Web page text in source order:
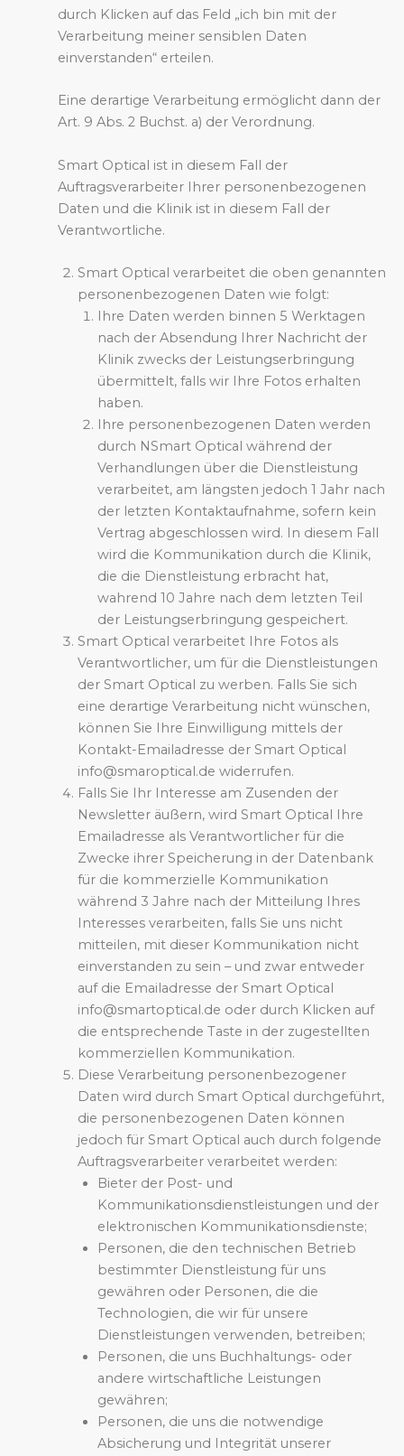
durch Klicken auf das Feld „ich bin mit der
Verarbeitung meiner sensiblen Daten
einverstanden“ erteilen.
Eine derartige Verarbeitung ermöglicht dann der
Art. 9 Abs. 2 Buchst. a) der Verordnung.
Smart Optical ist in diesem Fall der
Auftragsverarbeiter Ihrer personenbezogenen
Daten und die Klinik ist in diesem Fall der
Verantwortliche.
Smart Optical verarbeitet die oben genannten
personenbezogenen Daten wie folgt:
Ihre Daten werden binnen 5 Werktagen
nach der Absendung Ihrer Nachricht der
Klinik zwecks der Leistungserbringung
übermittelt, falls wir Ihre Fotos erhalten
haben.
Ihre personenbezogenen Daten werden
durch NSmart Optical während der
Verhandlungen über die Dienstleistung
verarbeitet, am längsten jedoch 1 Jahr nach
der letzten Kontaktaufnahme, sofern kein
Vertrag abgeschlossen wird. In diesem Fall
wird die Kommunikation durch die Klinik,
die die Dienstleistung erbracht hat,
wahrend 10 Jahre nach dem letzten Teil
der Leistungserbringung gespeichert.
Smart Optical verarbeitet Ihre Fotos als
Verantwortlicher, um für die Dienstleistungen
der Smart Optical zu werben. Falls Sie sich
eine derartige Verarbeitung nicht wünschen,
können Sie Ihre Einwilligung mittels der
Kontakt-Emailadresse der Smart Optical
info@smaroptical.de widerrufen.
Falls Sie Ihr Interesse am Zusenden der
Newsletter äußern, wird Smart Optical Ihre
Emailadresse als Verantwortlicher für die
Zwecke ihrer Speicherung in der Datenbank
für die kommerzielle Kommunikation
während 3 Jahre nach der Mitteilung Ihres
Interesses verarbeiten, falls Sie uns nicht
mitteilen, mit dieser Kommunikation nicht
einverstanden zu sein – und zwar entweder
auf die Emailadresse der Smart Optical
info@smartoptical.de oder durch Klicken auf
die entsprechende Taste in der zugestellten
kommerziellen Kommunikation.
Diese Verarbeitung personenbezogener
Daten wird durch Smart Optical durchgeführt,
die personenbezogenen Daten können
jedoch für Smart Optical auch durch folgende
Auftragsverarbeiter verarbeitet werden:
Bieter der Post- und
Kommunikationsdienstleistungen und der
elektronischen Kommunikationsdienste;
Personen, die den technischen Betrieb
bestimmter Dienstleistung für uns
gewähren oder Personen, die die
Technologien, die wir für unsere
Dienstleistungen verwenden, betreiben;
Personen, die uns Buchhaltungs- oder
andere wirtschaftliche Leistungen
gewähren;
Personen, die uns die notwendige
Absicherung und Integrität unserer